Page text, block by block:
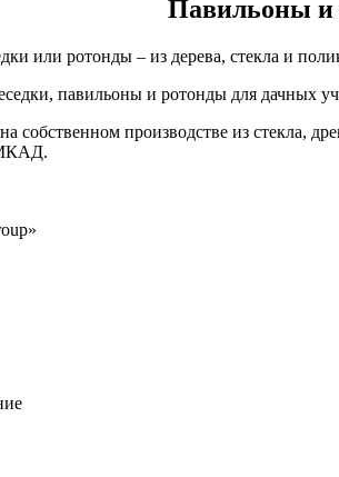
Павильоны и
или ротонды – из дерева, стекла и
павильоны и ротонды для дачных
собственном производстве из стекла,